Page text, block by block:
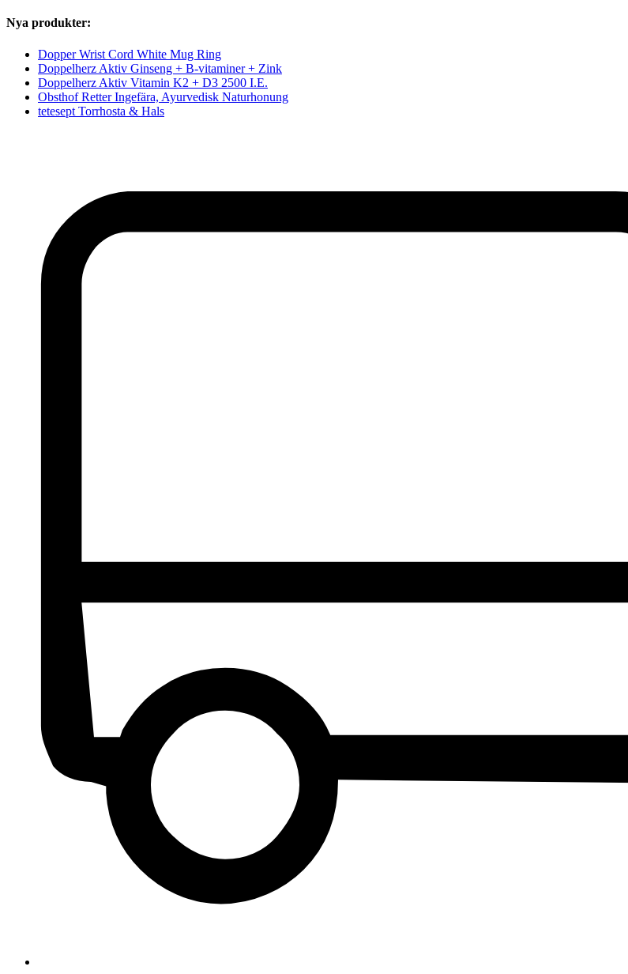
Nya produkter:
Dopper Wrist Cord White Mug Ring
Doppelherz Aktiv Ginseng + B-vitaminer + Zink
Doppelherz Aktiv Vitamin K2 + D3 2500 I.E.
Obsthof Retter Ingefära, Ayurvedisk Naturhonung
tetesept Torrhosta & Hals